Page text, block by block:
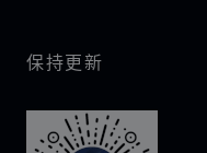
保持更新